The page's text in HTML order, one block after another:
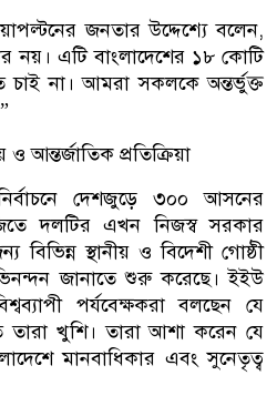
জনতার উদ্দেশ্যে বলেন,
এটি বাংলাদেশের ১৮ কোটি
না। আমরা সকলকে অন্তর্ভুক্ত
আন্তর্জাতিক প্রতিক্রিয়া
দেশজুড়ে ৩০০ আসনের
দলটির এখন নিজস্ব সরকার
বিভিন্ন স্থানীয় ও বিদেশী গোষ্ঠী
জানাতে শুরু করেছে। ইইউ
পর্যবেক্ষকরা বলছেন যে
তারা খুশি। তারা আশা করেন যে
মানবাধিকার এবং সুনেতৃত্ব